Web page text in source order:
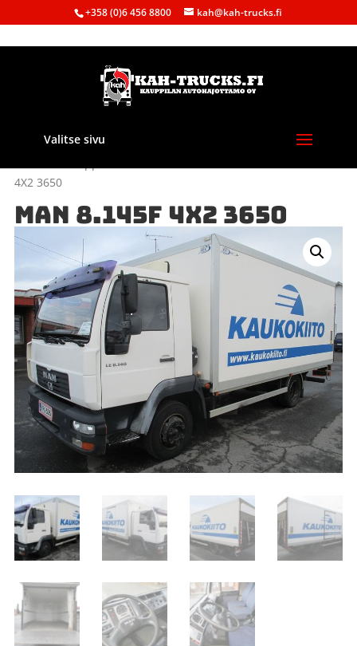
+358 (0)6 456 8800 kah@kah-trucks.fi
Valitse sivu
4X2 3650
MAN 8.145F 4X2 3650